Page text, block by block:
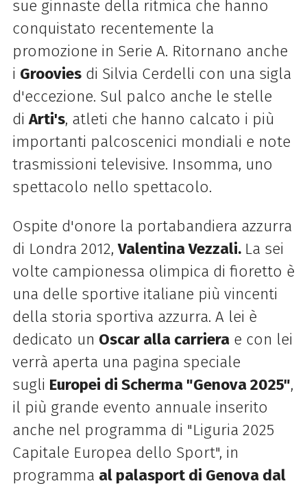
sue ginnaste della ritmica che hanno
conquistato recentemente la
promozione in Serie A. Ritornano anche
i Grooviesdi Silvia Cerdelli con una sigla
d'eccezione. Sul palco anche le stelle
diArti's, atleti che hanno calcato i più
importanti palcoscenici mondiali e note
trasmissioni televisive. Insomma, uno
spettacolo nello spettacolo.
Ospite d'onore la portabandiera azzurra
di Londra 2012,Valentina Vezzali. La sei
volte campionessa olimpica di fioretto è
una delle sportive italiane più vincenti
della storia sportiva azzurra. A lei è
dedicato un Oscar alla carrierae con lei
verrà aperta una pagina speciale
sugli Europei di Scherma "Genova 2025",
il più grande evento annuale inserito
anche nel programma di "Liguria 2025
Capitale Europea dello Sport", in
programma al palasport di Genova dal